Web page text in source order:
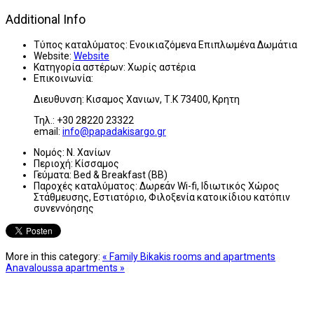
Additional Info
Τύπος καταλύματος: Ενοικιαζόμενα Επιπλωμένα Δωμάτια
Website: Website
Κατηγορία αστέρων: Χωρίς αστέρια
Επικοινωνία:
Διευθυνση: Κισαμος Χανιων, Τ.Κ 73400, Κρητη
Τηλ.: +30 28220 23322
email: info@papadakisargo.gr
Νομός: Ν. Χανίων
Περιοχή: Κίσσαμος
Γεύματα: Bed & Breakfast (BB)
Παροχές καταλύματος: Δωρεάν Wi-fi, Ιδιωτικός Χώρος
Στάθμευσης, Εστιατόριο, Φιλοξενία κατοικίδιου κατόπιν
συνεννόησης
More in this category: « Family Bikakis rooms and apartments
Anavaloussa apartments »